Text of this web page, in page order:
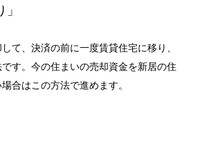
て、決済の前に一度賃貸住宅に移り、
す。今の住まいの売却資金を新居の住
合はこの方法で進めます。